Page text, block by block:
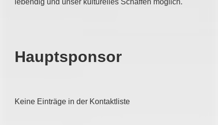
lebendig und unser kulturelles Schaffen möglich.
Hauptsponsor
Keine Einträge in der Kontaktliste